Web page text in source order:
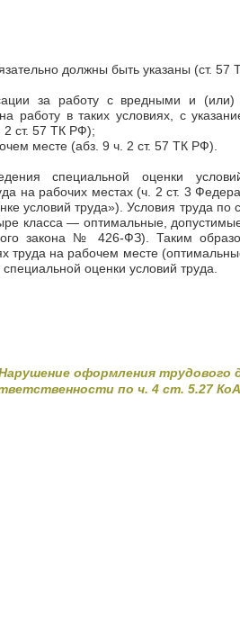
должны быть указаны (ст. 57
за работу с вредными и (или)
работу в таких условиях, с
2 ст. 57 ТК РФ);
месте (абз. 9 ч. 2 ст. 57 ТК РФ).
специальной оценки
на рабочих местах (ч. 2 ст. 3
условий труда»). Условия труда по
класса ― оптимальные,
закона № 426-ФЗ). Таким
труда на рабочем месте
оценки условий труда.
оформления трудового
по ч. 4 ст. 5.27